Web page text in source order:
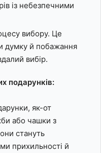
із небезпечними
вибору. Це
думку й побажання
вибір.
подарунків:
як-от
або чашки з
стануть
прихильності й